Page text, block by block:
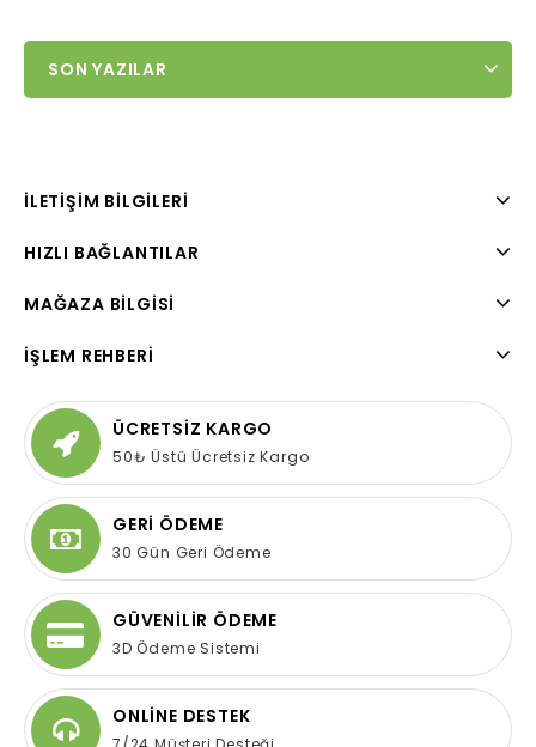
SON YAZILAR
İLETIŞIM BILGILERI
HIZLI BAĞLANTILAR
MAĞAZA BILGISI
İŞLEM REHBERI
ÜCRETSİZ KARGO
50₺ Üstü Ücretsiz Kargo
GERİ ÖDEME
30 Gün Geri Ödeme
GÜVENİLİR ÖDEME
3D Ödeme Sistemi
ONLİNE DESTEK